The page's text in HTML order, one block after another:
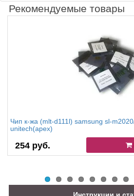
Рекомендуемые товары
Чип к-жа (mlt-d111l) samsung sl-
unitech(apex)
254 руб.